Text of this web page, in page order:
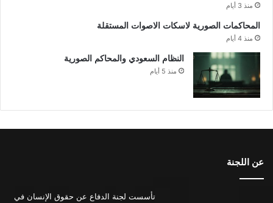
منذ 3 أيام
المحاكمات الصورية لاسكات الاصوات المستقلة
منذ 4 أيام
النظام السعودي والمحاكم الصورية
منذ 5 أيام
عن اللجنة
تأسست لجنة الدفاع عن حقوق الإنسان في